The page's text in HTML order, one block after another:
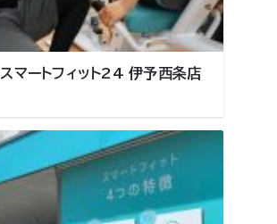
スマートフィット24 伊予西条店